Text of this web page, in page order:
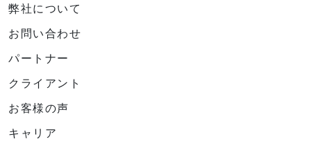
弊社について
お問い合わせ
パートナー
クライアント
お客様の声
キャリア